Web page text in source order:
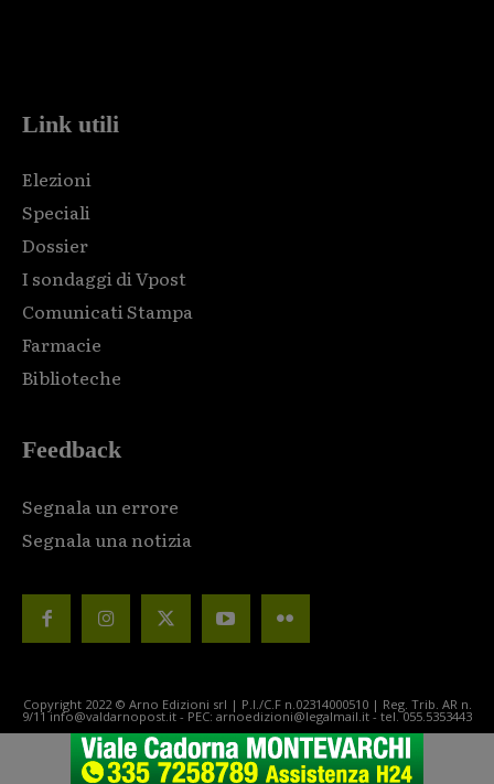
Link utili
Elezioni
Speciali
Dossier
I sondaggi di Vpost
Comunicati Stampa
Farmacie
Biblioteche
Feedback
Segnala un errore
Segnala una notizia
Copyright 2022 © Arno Edizioni srl | P.I./C.F n.02314000510 | Reg. Trib. AR n.
9/11 info@valdarnopost.it - PEC: arnoedizioni@legalmail.it - tel. 055.5353443